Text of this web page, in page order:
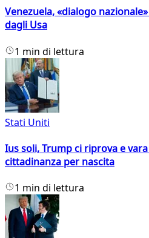
Venezuela, «dialogo
dagli Usa
1 min di lettura
Stati Uniti
Ius soli, Trump ci riprova e
cittadinanza per nascita
1 min di lettura